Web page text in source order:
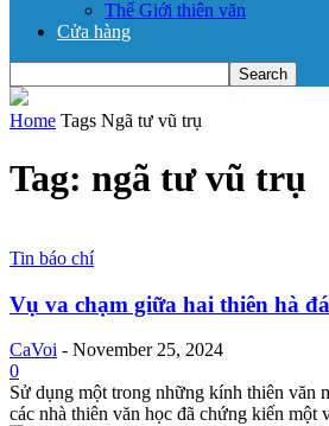
Thế Giới thiên văn
Cửa hàng
Home Tags Ngã tư vũ trụ
Tag: ngã tư vũ trụ
Tin báo chí
Vụ va chạm giữa hai thiên hà
CaVoi - November 25, 2024
0
Sử dụng một trong những kính thiên văn
các nhà thiên văn học đã chứng kiến một